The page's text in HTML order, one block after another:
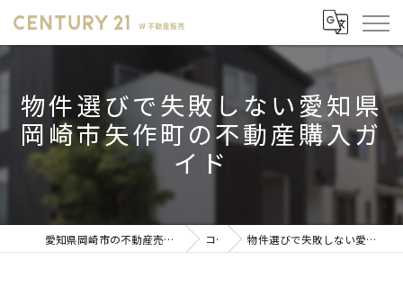
物件選びで失敗しない愛知県
岡崎市矢作町の不動産購入ガ
イド
愛知県岡崎市の不動産売却ならセンチュリー21 W不動産販売 コラム 物件選びで失敗しない愛知県岡崎市矢作町の不動産購入ガイド